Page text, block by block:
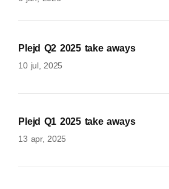
Plejd Q2 2025 take aways
10 jul, 2025
Plejd Q1 2025 take aways
13 apr, 2025